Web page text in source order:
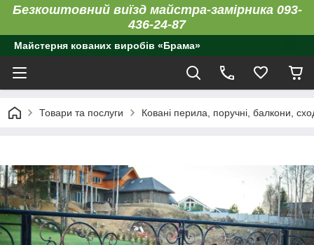
Безкоштовний виїзд майстра-замірника 093-
436-24-87
Майстерня кованих виробів «Брама»
Товари та послуги Ковані перила, поручні, балкони,